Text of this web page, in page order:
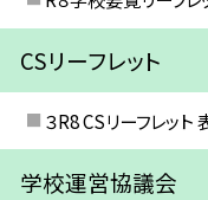
CSリーフレット
３R8 CSリーフレッ
学校運営協議会